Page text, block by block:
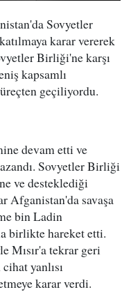
Sovyetler
karar vererek
Birliği'ne karşı
kapsamlı
geçiliyordu.
devam etti ve
Sovyetler Birliği
ve desteklediği
Afganistan'da savaşa
bin Ladin
birlikte hareket etti.
Mısır'a tekrar geri
yanlısı
karar verdi.